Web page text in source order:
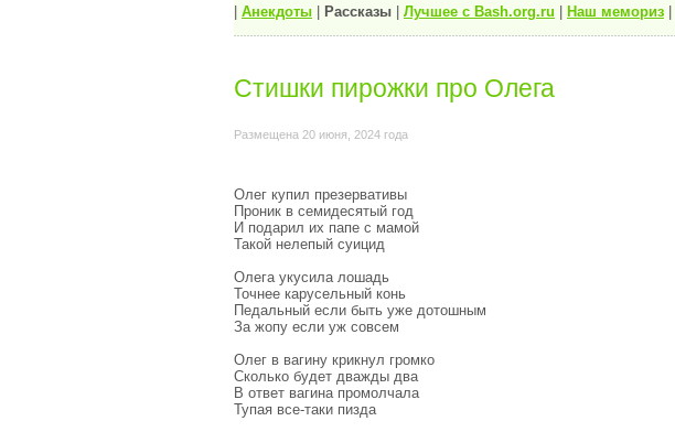
Анекдоты Рассказы Лучшее с Bash.org.ru Наш мемориз
Стишки пирожки про Олега⁠⁠
Размещена 20 июня, 2024 года
Олег купил презервативы
Проник в семидесятый год
И подарил их папе с мамой
Такой нелепый суицид
Олега укусила лошадь
Точнее карусельный конь
Педальный если быть уже дотошным
За жопу если уж совсем
Олег в вагину крикнул громко
Сколько будет дважды два
В ответ вагина промолчала
Тупая все-таки пизда